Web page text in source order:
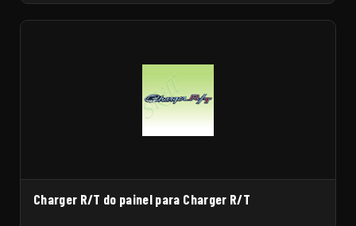
Charger R/T do painel para Charger R/T